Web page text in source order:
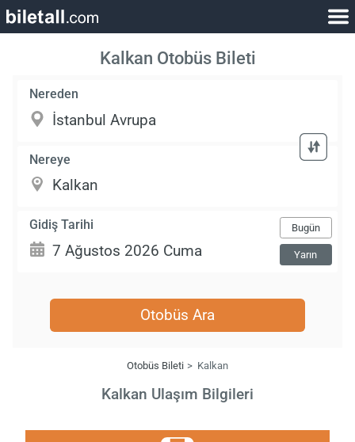
Kalkan Otobüs Bileti
Nereden
Nereye
Gidiş Tarihi Bugün
Yarın
Otobüs Ara
Otobüs Bileti Kalkan
Kalkan Ulaşım Bilgileri